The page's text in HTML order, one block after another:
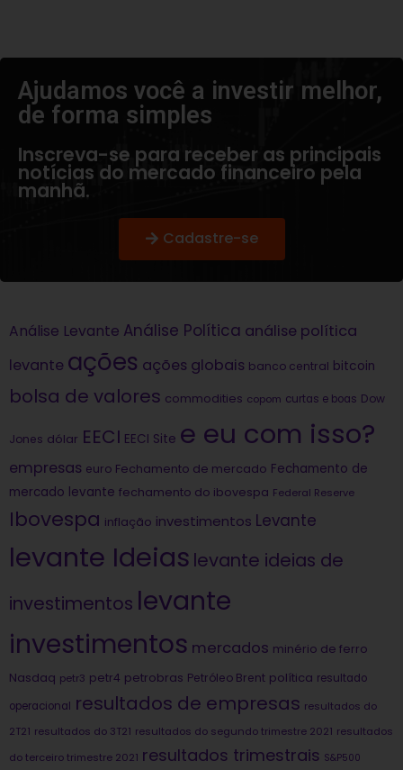
Ajudamos você a investir melhor,
de forma simples​
Inscreva-se para receber as principais
notícias do mercado financeiro pela
manhã.
Cadastre-se
Análise Levante Análise Política análise política
levante ações ações globais banco central bitcoin
bolsa de valores commodities copom curtas e boas Dow
Jones dólar EECI EECI Site e eu com isso?
empresas euro Fechamento de mercado Fechamento de
mercado levante fechamento do ibovespa Federal Reserve
Ibovespa inflação investimentos Levante
levante Ideias levante ideias de
investimentos levante
investimentos mercados minério de ferro
Nasdaq petr3 petr4 petrobras Petróleo Brent política resultado
operacional resultados de empresas resultados do
2T21 resultados do 3T21 resultados do segundo trimestre 2021 resultados
do terceiro trimestre 2021 resultados trimestrais S&P500